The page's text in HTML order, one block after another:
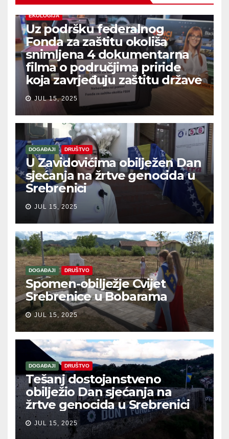
EKOLOGIJA
Uz podršku federalnog
Fonda za zaštitu okoliša
snimljena 4 dokumentarna
filma o područjima priride
koja zavrjeđuju zaštitu države
JUL 15, 2025
DOGAĐAJI DRUŠTVO
U Zavidovićima obilježen Dan
sjećanja na žrtve genocida u
Srebrenici
JUL 15, 2025
DOGAĐAJI DRUŠTVO
Spomen-obilježje Cvijet
Srebrenice u Bobarama
JUL 15, 2025
DOGAĐAJI DRUŠTVO
Tešanj dostojanstveno
obilježio Dan sjećanja na
žrtve genocida u Srebrenici
JUL 15, 2025